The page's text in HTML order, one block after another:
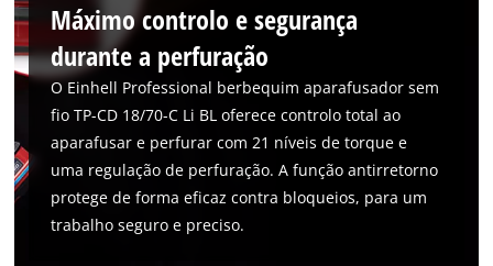
the site with their CMP to add this content
to the list of technologies used.
Powered byUsercentrics Consent
Management Platform
Máximo controlo e segurança
durante a perfuração
O Einhell Professional berbequim aparafusador sem
fio TP-CD 18/70-C Li BL oferece controlo total ao
aparafusar e perfurar com 21 níveis de torque e
uma regulação de perfuração. A função antirretorno
protege de forma eficaz contra bloqueios, para um
trabalho seguro e preciso.